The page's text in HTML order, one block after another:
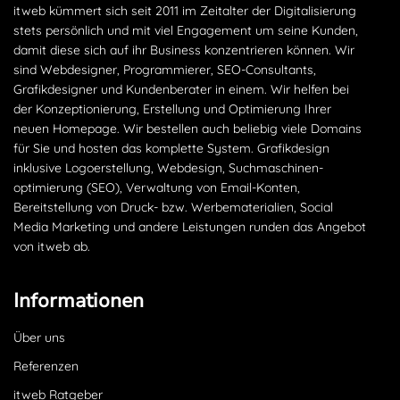
itweb kümmert sich seit 2011 im Zeitalter der Digitalisierung
stets persönlich und mit viel Engagement um seine Kunden,
damit diese sich auf ihr Business konzentrieren können. Wir
sind Webdesigner, Programmierer, SEO-Consultants,
Grafikdesigner und Kundenberater in einem. Wir helfen bei
der Konzeptionierung, Erstellung und Optimierung Ihrer
neuen Homepage. Wir bestellen auch beliebig viele Domains
für Sie und hosten das komplette System. Grafikdesign
inklusive Logoerstellung, Webdesign, Suchmaschinen­
optimierung (SEO), Verwaltung von Email-Konten,
Bereitstellung von Druck- bzw. Werbematerialien, Social
Media Marketing und andere Leistungen runden das Angebot
von itweb ab.
Informationen
Über uns
Referenzen
itweb Ratgeber